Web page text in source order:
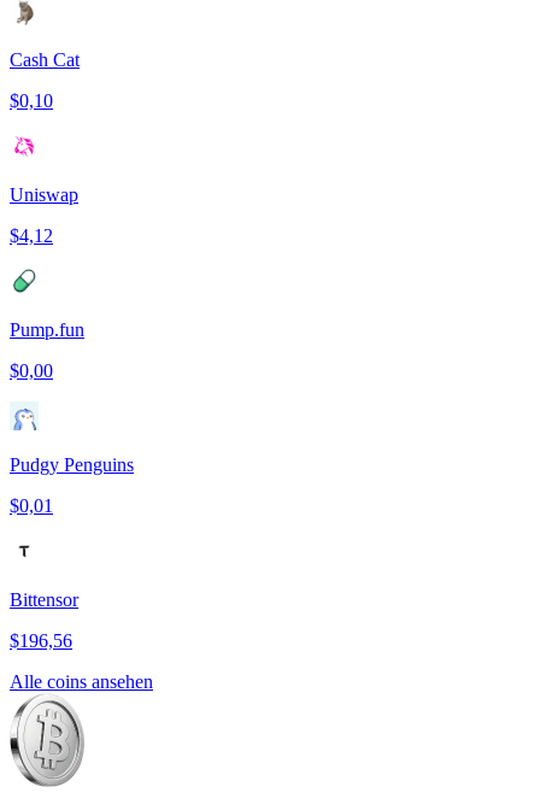
Cash Cat
$0,10
Uniswap
$4,12
Pump.fun
$0,00
Pudgy Penguins
$0,01
Bittensor
$196,56
Alle coins ansehen